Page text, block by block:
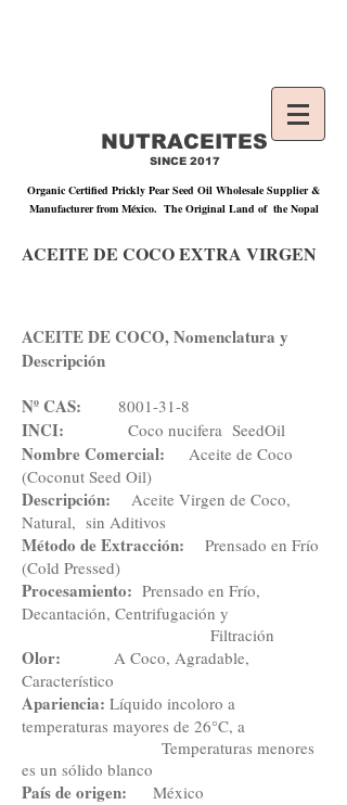
NUTRACEITES
SINCE 2017
Organic Certified Prickly Pear Seed Oil Wholesale Supplier &
Manufacturer from México. The Original Land of the Nopal
ACEITE DE COCO EXTRA VIRGEN
ACEITE DE COCO, Nomenclatura y
Descripción
Nº CAS:
8001-31-8
INCI: Coco nucifera SeedOil
Nombre Comercial: Aceite de Coco
(Coconut Seed Oil)
Descripción: Aceite Virgen de Coco,
Natural, sin Aditivos
Método de Extracción: Prensado en Frío
(Cold Pressed)
Procesamiento: Prensado en Frío,
Decantación, Centrifugación y
Filtración
Olor: A Coco, Agradable,
Característico
Apariencia: Líquido incoloro a
temperaturas mayores de 26°C, a
Temperaturas menores
es un sólido blanco
País de origen: México